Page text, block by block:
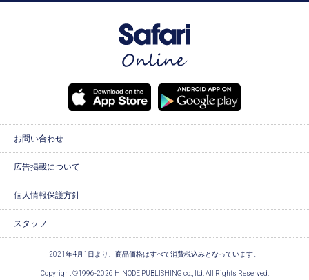
お問い合わせ
広告掲載について
個人情報保護方針
スタッフ
2021年4月1日より、商品価格はすべて消費税込みとなっています。
Copyright ©1996-2026 HINODE PUBLISHING co., ltd. All Rights Reserved.